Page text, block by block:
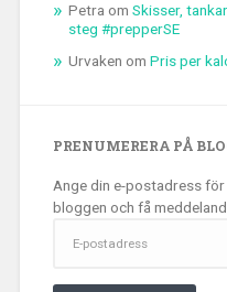
Petra om Skisser,
steg #prepperSE
Urvaken om Pris per
PRENUMERERA PÅ
Ange din e-postadress
bloggen och få
postadress